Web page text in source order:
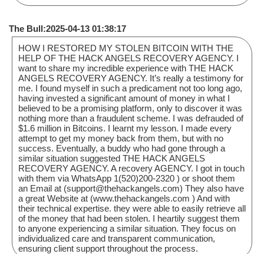
The Bull:2025-04-13 01:38:17
HOW I RESTORED MY STOLEN BITCOIN WITH THE
HELP OF THE HACK ANGELS RECOVERY AGENCY. I
want to share my incredible experience with THE HACK
ANGELS RECOVERY AGENCY. It’s really a testimony for
me. I found myself in such a predicament not too long ago,
having invested a significant amount of money in what I
believed to be a promising platform, only to discover it was
nothing more than a fraudulent scheme. I was defrauded of
$1.6 million in Bitcoins. I learnt my lesson. I made every
attempt to get my money back from them, but with no
success. Eventually, a buddy who had gone through a
similar situation suggested THE HACK ANGELS
RECOVERY AGENCY. A recovery AGENCY. I got in touch
with them via WhatsApp 1(520)200-2320 ) or shoot them
an Email at (support@thehackangels.com) They also have
a great Website at (www.thehackangels.com ) And with
their technical expertise. they were able to easily retrieve all
of the money that had been stolen. I heartily suggest them
to anyone experiencing a similar situation. They focus on
individualized care and transparent communication,
ensuring client support throughout the process.